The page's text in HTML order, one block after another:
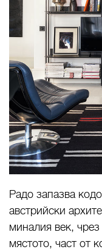
Радо запазва
австрийски
миналия век,
мястото, част от